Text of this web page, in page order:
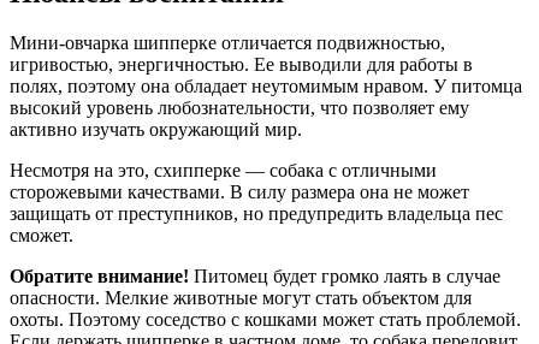
Мини-овчарка шипперке отличается подвижностью,
игривостью, энергичностью. Ее выводили для работы в
полях, поэтому она обладает неутомимым нравом. У питомца
высокий уровень любознательности, что позволяет ему
активно изучать окружающий мир.
Несмотря на это, схипперке — собака с отличными
сторожевыми качествами. В силу размера она не может
защищать от преступников, но предупредить владельца пес
сможет.
Обратите внимание! Питомец будет громко лаять в случае
опасности. Мелкие животные могут стать объектом для
охоты. Поэтому соседство с кошками может стать проблемой.